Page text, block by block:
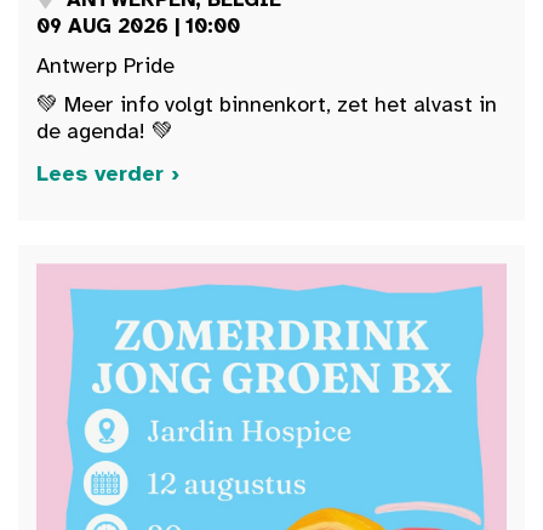
09 AUG 2026 | 10:00
Antwerp Pride
💚 Meer info volgt binnenkort, zet het alvast in
de agenda! 💚
Lees verder ›